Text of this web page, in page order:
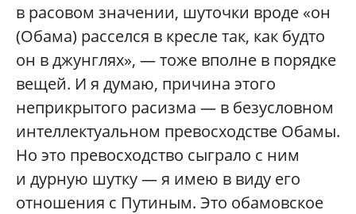
в расовом значении, шуточки вроде «он
(Обама) расселся в кресле так, как будто
он в джунглях», — тоже вполне в порядке
вещей. И я думаю, причина этого
неприкрытого расизма — в безусловном
интеллектуальном превосходстве Обамы.
Но это превосходство сыграло с ним
и дурную шутку — я имею в виду его
отношения с Путиным. Это обамовское